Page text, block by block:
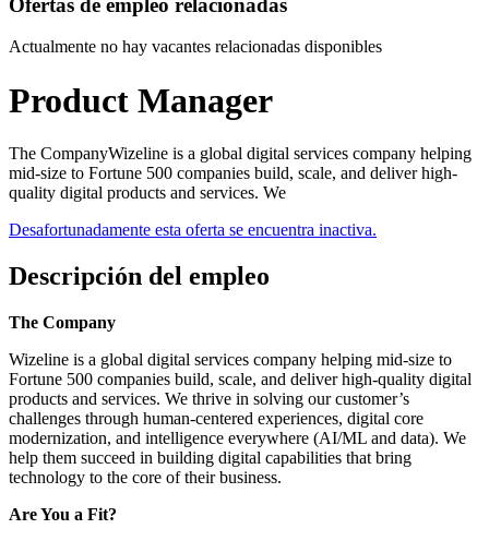
Actualmente no hay vacantes relacionadas disponibles
Product Manager
The CompanyWizeline is a global digital services company helping
mid-size to Fortune 500 companies build, scale, and deliver high-
quality digital products and services. We
Desafortunadamente esta oferta se encuentra inactiva.
Descripción del empleo
The Company
Wizeline is a global digital services company helping mid-size to
Fortune 500 companies build, scale, and deliver high-quality digital
products and services. We thrive in solving our customer’s
challenges through human-centered experiences, digital core
modernization, and intelligence everywhere (AI/ML and data). We
help them succeed in building digital capabilities that bring
technology to the core of their business.
Are You a Fit?